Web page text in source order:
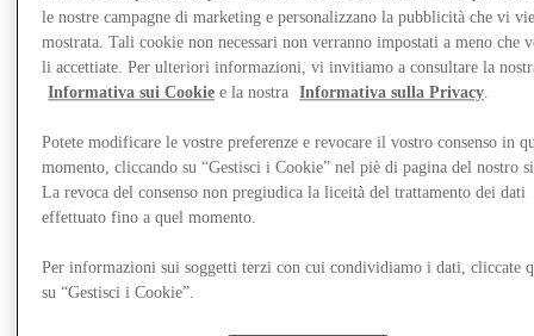
Mangia e Bevi
Gift Card
Servizi
le nostre campagne di marketing e personalizzano la pubblicità che vi
mostrata. Tali cookie non necessari non verranno impostati a meno che
li accettiate. Per ulteriori informazioni, vi invitiamo a consultare la
Informativa sui Cookie e la nostra Informativa sulla Privacy.
Potete modificare le vostre preferenze e revocare il vostro consenso in
momento, cliccando su “Gestisci i Cookie” nel piè di pagina del nostro
La revoca del consenso non pregiudica la liceità del trattamento dei dati
effettuato fino a quel momento.
Per informazioni sui soggetti terzi con cui condividiamo i dati, cliccate
su “Gestisci i Cookie”.